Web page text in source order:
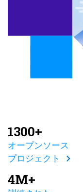
1300+
オープンソース
プロジェクト
4M+